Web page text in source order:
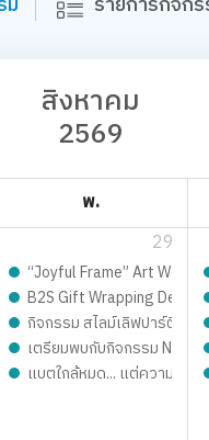
สิงหาคม
2569
พ.
29
ลก เติมเต็มความสนุก จอยทุกเ
ดีไซน์เฟรมการ์ด ชิ้นเดียวใ
“Joyful Frame” Art
งมอบความสุข สนุกจอยทุกเจน
contest 2026 LIVE Playful:
B2S Gift Wrapping
ปิดรับสมัคร
กิจกรรม สไลม์เลิฟปาร์ตี้ ปั้น
PARTY By Elmer’s
กสุดมุ้งมิ้ง - Magical SLIME
เตรียมพบกับกิจกรรม New
Journey On Tour !!
แบตใกล้หมด... แต่ความสนุก
ชาร์จได้!